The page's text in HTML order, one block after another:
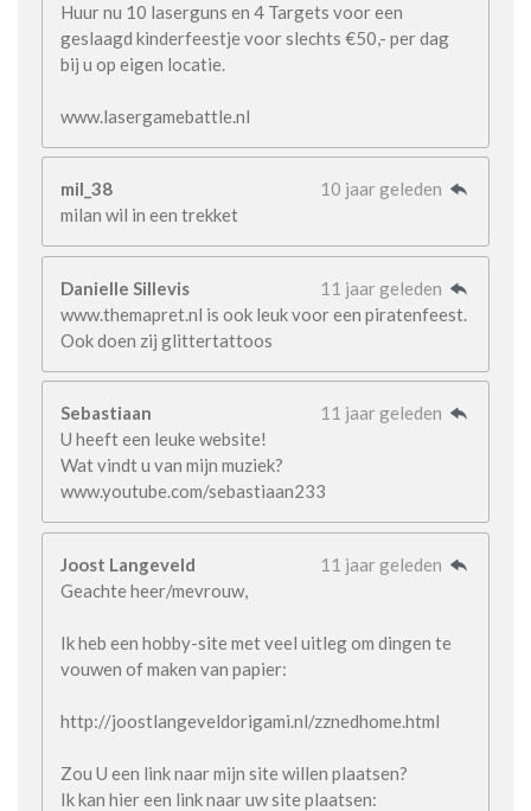
Huur nu 10 laserguns en 4 Targets voor een
geslaagd kinderfeestje voor slechts €50,- per dag
bij u op eigen locatie.
www.lasergamebattle.nl
mil_38
10 jaar geleden
milan wil in een trekket
Danielle Sillevis
11 jaar geleden
www.themapret.nl is ook leuk voor een piratenfeest.
Ook doen zij glittertattoos
Sebastiaan
11 jaar geleden
U heeft een leuke website!
Wat vindt u van mijn muziek?
www.youtube.com/sebastiaan233
Joost Langeveld
11 jaar geleden
Geachte heer/mevrouw,
Ik heb een hobby-site met veel uitleg om dingen te
vouwen of maken van papier:
http://joostlangeveldorigami.nl/zznedhome.html
Zou U een link naar mijn site willen plaatsen?
Ik kan hier een link naar uw site plaatsen: